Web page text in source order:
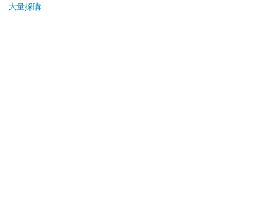
是您收到商品時的原始狀態（包含商品本體、配件、贈品、
大量採購